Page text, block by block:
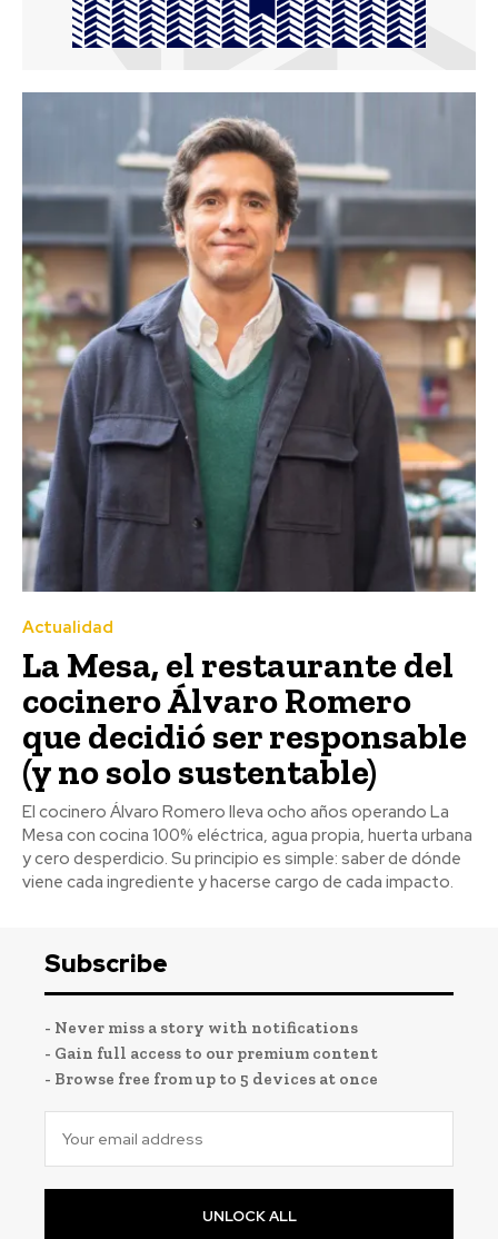
Actualidad
La Mesa, el restaurante del
cocinero Álvaro Romero
que decidió ser responsable
(y no solo sustentable)
El cocinero Álvaro Romero lleva ocho años operando La
Mesa con cocina 100% eléctrica, agua propia, huerta urbana
y cero desperdicio. Su principio es simple: saber de dónde
viene cada ingrediente y hacerse cargo de cada impacto.
Subscribe
- Never miss a story with notifications
- Gain full access to our premium content
- Browse free from up to 5 devices at once
UNLOCK ALL